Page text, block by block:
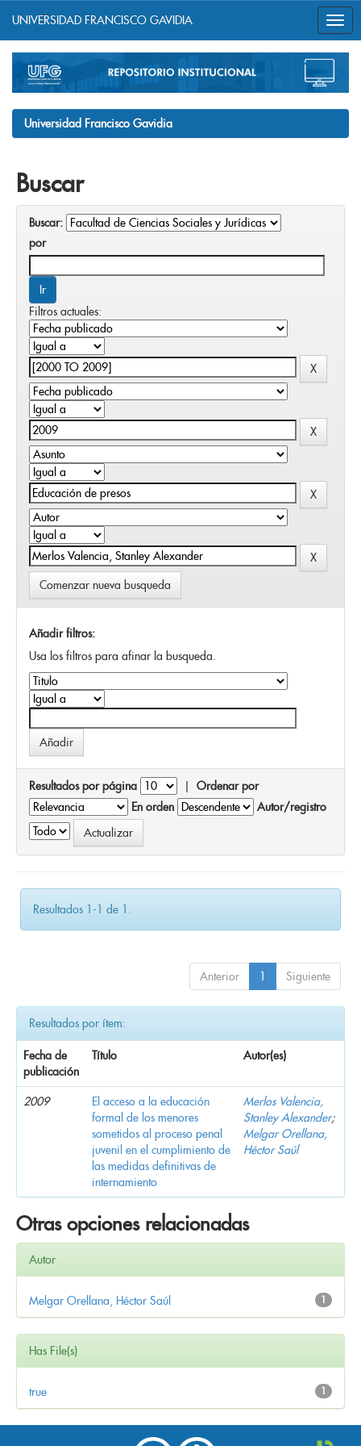
navigation
UNIVERSIDAD FRANCISCO GAVIDIA
Universidad Francisco Gavidia
Buscar
Buscar:
por
Filtros actuales:
Comenzar nueva busqueda
Añadir filtros:
Usa los filtros para afinar la busqueda.
Resultados por página | Ordenar por
En orden
Autor/registro
Resultados 1-1 de 1.
Anterior 1 Siguiente
Resultados por ítem:
Fecha de
publicación
Título Autor(es)
2009
El acceso a la educación
formal de los menores
sometidos al proceso penal
juvenil en el cumplimiento de
las medidas definitivas de
internamiento
Merlos Valencia,
Stanley Alexander;
Melgar Orellana,
Héctor Saúl
Otras opciones relacionadas
Autor
1
Melgar Orellana, Héctor Saúl
Has File(s)
1
true